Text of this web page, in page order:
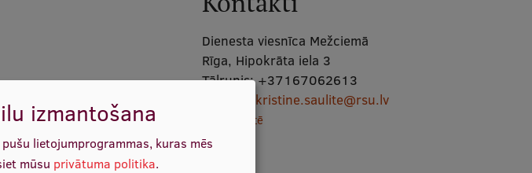
Dienesta viesnīca Mežciemā
Rīga, Hipokrāta iela 3
Tālrunis: +37167062613
kristine.saulite@rsu.lv
Skatīt kartē
izmantošana
lietojumprogrammas, kuras mēs
mūsu privātuma politika.